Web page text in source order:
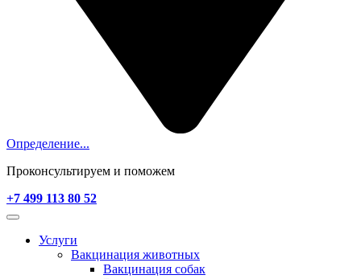
Определение...
Проконсультируем и поможем
+7 499 113 80 52
Услуги
Вакцинация животных
Вакцинация собак